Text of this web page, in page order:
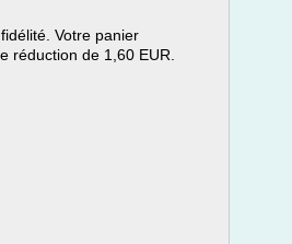
Votre panier
réduction de 1,60 EUR.